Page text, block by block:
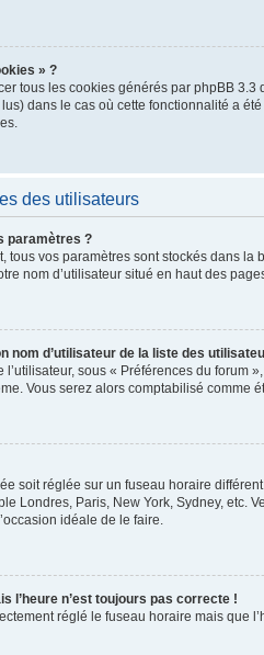
» ?
tous les cookies générés par phpBB
dans le cas où cette fonctionnalité a
des utilisateurs
paramètres ?
tous vos paramètres sont stockés dans
nom d’utilisateur situé en haut des
nom d’utilisateur de la liste des
sous « Préférences du forum
Vous serez alors comptabilisé comme
soit réglée sur un fuseau horaire
Londres, Paris, New York, Sydney, etc.
idéale de le faire.
l’heure n’est toujours pas correcte !
réglé le fuseau horaire mais que